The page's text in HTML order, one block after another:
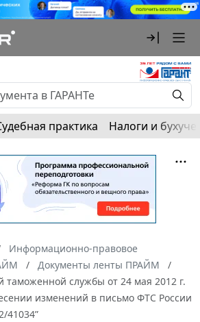
практика Налоги и
Информационно-правовое
Документы ленты ПРАЙМ
таможенной службы от 24 мая 2012 г.
изменений в письмо ФТС России
41034”